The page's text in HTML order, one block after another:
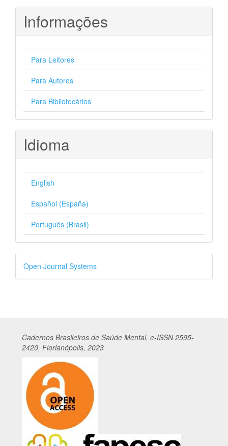
Informações
Para Leitores
Para Autores
Para Bibliotecários
Idioma
English
Español (España)
Português (Brasil)
Desenvolvido
por
Open Journal Systems
Cadernos Brasileiros de Saúde Mental, e-ISSN 2595-
2420, Florianópolis, 2023